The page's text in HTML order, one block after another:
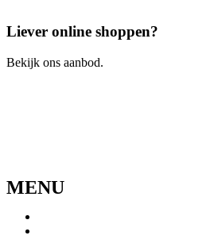
Liever online shoppen?
Bekijk ons aanbod.
MENU
Menu